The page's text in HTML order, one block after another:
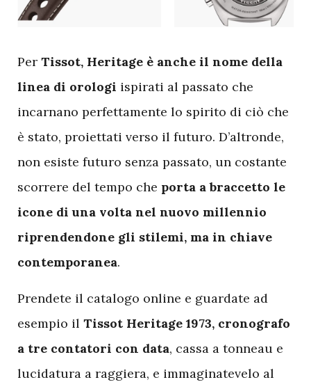
Per Tissot, Heritage è anche il nome della
linea di orologi ispirati al passato che
incarnano perfettamente lo spirito di ciò che
è stato, proiettati verso il futuro. D’altronde,
non esiste futuro senza passato, un costante
scorrere del tempo che porta a braccetto le
icone di una volta nel nuovo millennio
riprendendone gli stilemi, ma in chiave
contemporanea.
Prendete il catalogo online e guardate ad
esempio il Tissot Heritage 1973, cronografo
a tre contatori con data, cassa a tonneau e
lucidatura a raggiera, e immaginatevelo al